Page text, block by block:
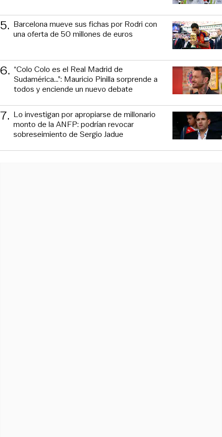
5. Barcelona mueve sus fichas por Rodri con
una oferta de 50 millones de euros
6. “Colo Colo es el Real Madrid de
Sudamérica…”: Mauricio Pinilla sorprende a
todos y enciende un nuevo debate
7. Lo investigan por apropiarse de millonario
monto de la ANFP: podrían revocar
sobreseimiento de Sergio Jadue